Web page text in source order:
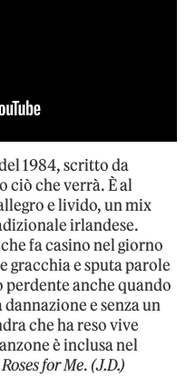
1984, scritto da
ciò che verrà. È al
e livido, un mix
irlandese.
fa casino nel giorno
gracchia e sputa parole
anche quando
e senza un
che ha reso vive
è inclusa nel
for Me.(J.D.)